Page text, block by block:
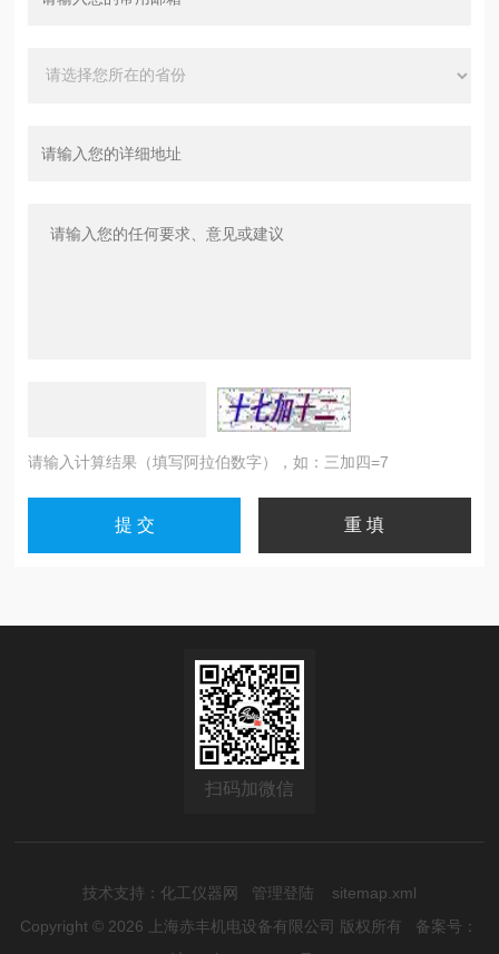
请输入计算结果（填写阿拉伯数字），如：三加四=7
扫码加微信
技术支持： 化工仪器网 管理登陆
sitemap.xml
Copyright © 2026 上海赤丰机电设备有限公司 版权所有 备案号：